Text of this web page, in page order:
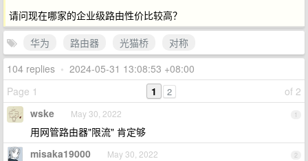
请问现在哪家的企业级路由性价比较高？
华为
路由器 光猫桥
对称
104 replies • 2024-05-31 13:08:53 +08:00
Page 1
of 2
1 2
1
wske May 30, 2022
用网管路由器"限流" 肯定够
2
misaka19000 May 30, 2022